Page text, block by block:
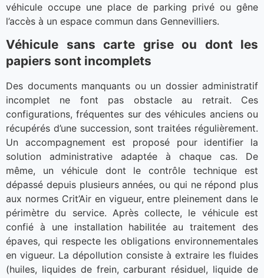
véhicule occupe une place de parking privé ou gêne
l’accès à un espace commun dans Gennevilliers.
Véhicule sans carte grise ou dont les
papiers sont incomplets
Des documents manquants ou un dossier administratif
incomplet ne font pas obstacle au retrait. Ces
configurations, fréquentes sur des véhicules anciens ou
récupérés d’une succession, sont traitées régulièrement.
Un accompagnement est proposé pour identifier la
solution administrative adaptée à chaque cas. De
même, un véhicule dont le contrôle technique est
dépassé depuis plusieurs années, ou qui ne répond plus
aux normes Crit’Air en vigueur, entre pleinement dans le
périmètre du service. Après collecte, le véhicule est
confié à une installation habilitée au traitement des
épaves, qui respecte les obligations environnementales
en vigueur. La dépollution consiste à extraire les fluides
(huiles, liquides de frein, carburant résiduel, liquide de